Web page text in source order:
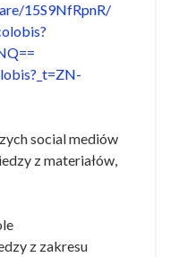
15S9NfRpnR/
social mediów
z materiałów,
z zakresu